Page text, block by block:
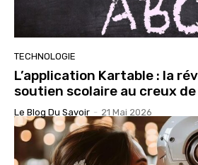
TECHNOLOGIE
L’application Kartable : la
soutien scolaire au creux
Le Blog Du Savoir - 21 Mai 2026